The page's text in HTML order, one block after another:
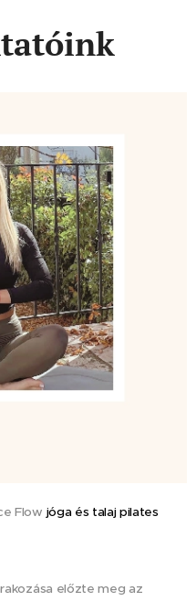
Flow jóga és talaj pilates
előzte meg az